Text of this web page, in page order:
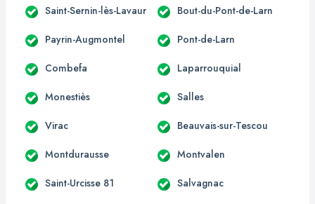
Saint-Sernin-lès-Lavaur Bout-du-Pont-de-Larn
Payrin-Augmontel Pont-de-Larn
Combefa Laparrouquial
Monestiès Salles
Virac Beauvais-sur-Tescou
Montdurausse Montvalen
Saint-Urcisse 81 Salvagnac